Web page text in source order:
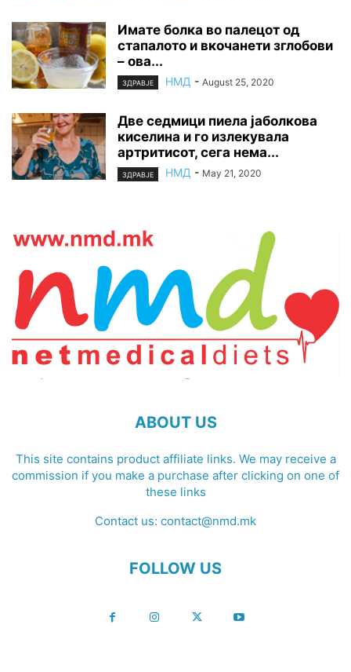
Имате болка во палецот од
стапалото и вкочанети зглобови
– ова...
ЗДРАВЈЕ НМД - August 25, 2020
Две седмици пиела јаболкова
киселина и го излекувала
артритисот, сега нема...
ЗДРАВЈЕ НМД - May 21, 2020
ABOUT US
This site contains product affiliate links. We may receive a
commission if you make a purchase after clicking on one of
these links
Contact us: contact@nmd.mk
FOLLOW US